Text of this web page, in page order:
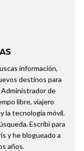
información,
destinos para
de
libre, viajero
la tecnología móvil.
Escribí para
y he blogueado a
años.